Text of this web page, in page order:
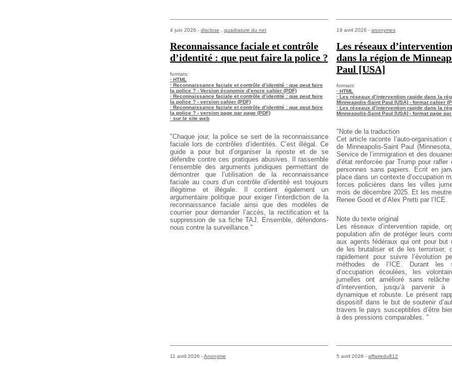
4 juin 2026 - disclose quadrature du net
Reconnaissance faciale et contrôle
d’identité : que peut faire la police ?
formats:
· HTML
· Reconnaissance faciale et contrôle d’identité : que peut faire
la police ? - Version économie d’encre cahier (PDF)
· Reconnaissance faciale et contrôle d’identité : que peut faire
la police ? - version cahier (PDF)
· Reconnaissance faciale et contrôle d’identité : que peut faire
la police ? - version page par page (PDF)
· sur le site web
"Chaque jour, la police se sert de la reconnaissance
faciale lors de contrôles d’identités. C’est illégal. Ce
guide a pour but d’organiser la riposte et de se
défendre contre ces pratiques abusives. Il rassemble
l’ensemble des arguments juridiques permettant de
démontrer que l’utilisation de la reconnaissance
faciale au cours d’un contrôle d’identité est toujours
illégitime et illégale. Il contient également un
argumentaire politique pour exiger l’interdiction de la
reconnaissance faciale ainsi que des modèles de
courrier pour demander l’accès, la rectification et la
suppression de sa fiche TAJ. Ensemble, défendons-
nous contre la surveillance."
19 avril 2026 - anonymes
Les réseaux
dans la région de
Paul [USA]
formats:
· HTML
· Les réseaux d’intervention rapide dans la
Minneapolis-Saint Paul [USA] - format cahier
· Les réseaux d’intervention rapide dans la
Minneapolis-Saint Paul [USA] - format page par
"Note de la traduction
Cet article raconte l’auto-organisation
de Minneapolis-Saint Paul
Service de l’immigration et des
d’état renforcée par Trump pour rafler
personnes sans papiers. Ecrit en
place dans un contexte d’occupation
forces policières dans les villes
mois de décembre 2025. Et les
Renee Good et d’Alex Pretti par l’ICE.
Note du texte original
Les réseaux d’intervention rapide,
population afin deprotéger leurs
aux agents fédéraux qui ont pour but
de les brutaliser et de les terroriser,
rapidement pour suivre l’évolution
méthodes de l’ICE. Durant les
d’occupation écoulées, les
jumelles ont amélioré sans
d’intervention, jusqu’à parvenir à
dynamique et robuste. Le présent
dispositif dans le but de soutenir
travers le pays susceptibles d’être
à des pressions comparables. "
11 avril 2026 -Anonyme 5 avril 2026 - affairedu812